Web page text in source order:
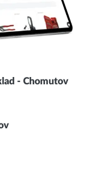
- Chomutov